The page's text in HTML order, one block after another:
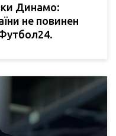
Динамо:
не повинен